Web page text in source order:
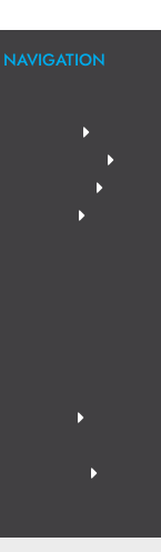
NAVIGATION